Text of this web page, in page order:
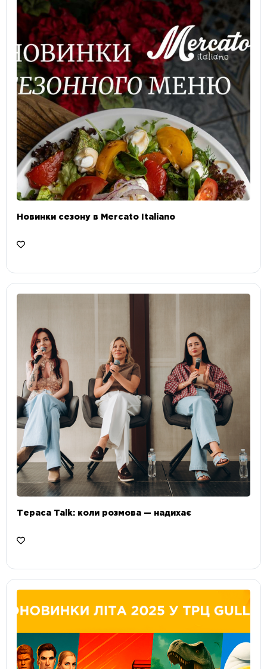
Новинки сезону в Mercato Italiano
Тераса Talk: коли розмова — надихає